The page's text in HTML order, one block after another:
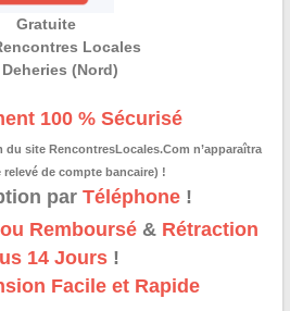
Gratuite
Locales
(Nord)
100 % Sécurisé
du site RencontresLocales.Com n’apparaîtra
relevé de compte bancaire) !
parTéléphone !
Remboursé & Rétraction
14 Jours!
Facile et Rapide